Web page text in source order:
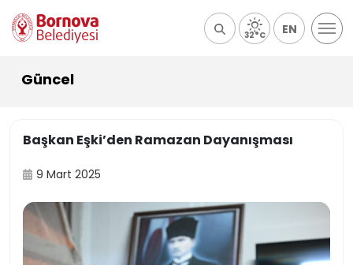
32°C EN
Güncel
Başkan Eşki’den Ramazan Dayanışması
9 Mart 2025